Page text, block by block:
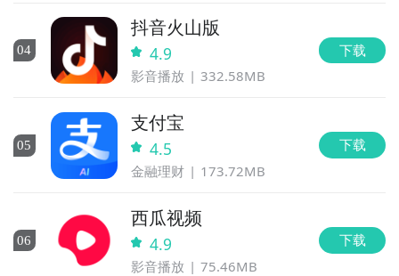
04
抖音火山版
4.9
影音播放 332.58MB
下载
05
支付宝
4.5
金融理财 173.72MB
下载
06
西瓜视频
4.9
影音播放 75.46MB
下载